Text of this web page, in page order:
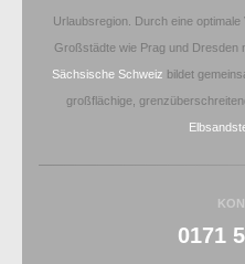
Urlaubsregion. Durch eine
Großstädte wie Prag und Dresden
Sächsische Schweiz bildet
großflächige,
0171